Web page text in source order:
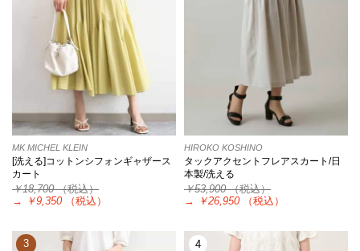
MK MICHEL KLEIN
[洗える]コットンシフォンギャザース
カート
￥18,700（税込）
→
￥9,350 （税込）
HIROKO KOSHINO
タックアクセントフレアスカート/日
本製/洗える
￥53,900（税込）
→
￥26,950 （税込）
3 4